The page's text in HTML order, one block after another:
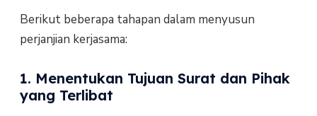
Berikut beberapa tahapan dalam menyusun
perjanjian kerjasama:
1. Menentukan Tujuan Surat dan Pihak
yang Terlibat